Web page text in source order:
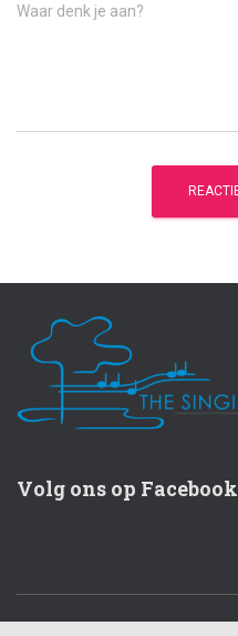
Waar denk je aan?
Volg ons op Facebook